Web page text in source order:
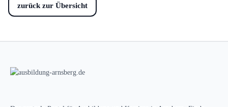
zurück zur Übersicht